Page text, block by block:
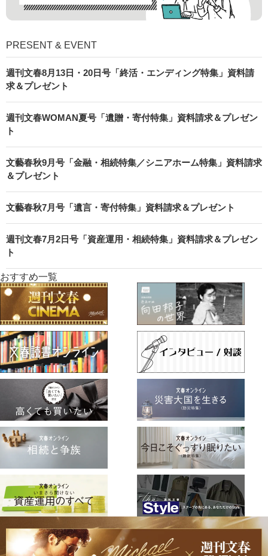
PRESENT & EVENT
週刊文春8月13日・20日号「終活・エンディング特集」資料請
求＆プレゼント
週刊文春WOMAN夏号「遺贈・寄付特集」資料請求＆プレゼン
ト
文藝春秋9月号「金融・相続特集／シニアホーム特集」資料請求
＆プレゼント
文藝春秋7月号「遺言・寄付特集」資料請求＆プレゼント
週刊文春7月2日号「資産運用・相続特集」資料請求＆プレゼン
ト
おすすめ一覧